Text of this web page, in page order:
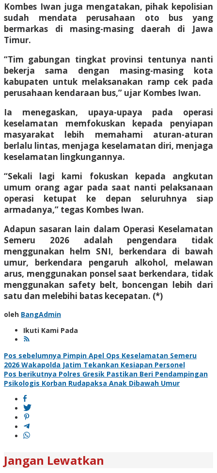
Kombes Iwan juga mengatakan, pihak kepolisian
sudah mendata perusahaan oto bus yang
bermarkas di masing-masing daerah di Jawa
Timur.
“Tim gabungan tingkat provinsi tentunya nanti
bekerja sama dengan masing-masing kota
kabupaten untuk melaksanakan ramp cek pada
perusahaan kendaraan bus,” ujar Kombes Iwan.
Ia menegaskan, upaya-upaya pada operasi
keselamatan memfokuskan kepada penyiapan
masyarakat lebih memahami aturan-aturan
berlalu lintas, menjaga keselamatan diri, menjaga
keselamatan lingkungannya.
“Sekali lagi kami fokuskan kepada angkutan
umum orang agar pada saat nanti pelaksanaan
operasi ketupat ke depan seluruhnya siap
armadanya,” tegas Kombes Iwan.
Adapun sasaran lain dalam Operasi Keselamatan
Semeru 2026 adalah pengendara tidak
menggunakan helm SNI, berkendara di bawah
umur, berkendara pengaruh alkohol, melawan
arus, menggunakan ponsel saat berkendara, tidak
menggunakan safety belt, boncengan lebih dari
satu dan melebihi batas kecepatan. (*)
oleh BangAdmin
Ikuti Kami Pada
Navigasi
pos
Pos sebelumnya Pimpin Apel Ops Keselamatan Semeru
2026 Wakapolda Jatim Tekankan Kesiapan Personel
Pos berikutnya Polres Gresik Pastikan Beri Pendampingan
Psikologis Korban Rudapaksa Anak Dibawah Umur
Jangan Lewatkan